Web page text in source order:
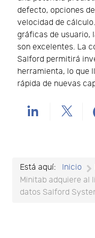
defecto, opciones
velocidad de
gráficas de usuario,
son excelentes. La
Salford permitirá
herramienta, lo que
rápida de nuevas
Está aquí: Inicio
Minitab adquiere al
datos Salford